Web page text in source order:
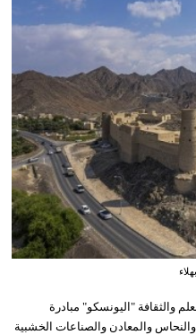
والثقافة "اليونسكو" مبادرة
والمعادن والصناعات الخشبية